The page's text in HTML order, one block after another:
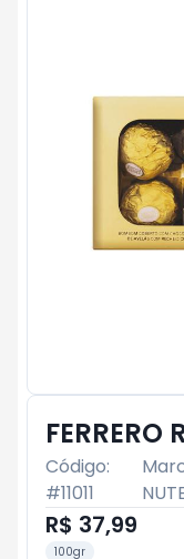
FERRERO
Código:
#11011
R$ 37,99
100gr